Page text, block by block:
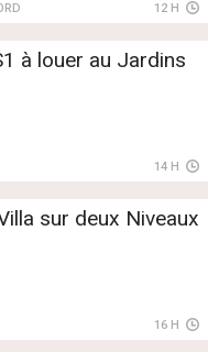
12 H
à louer au Jardins
14 H
sur deux Niveaux
16 H